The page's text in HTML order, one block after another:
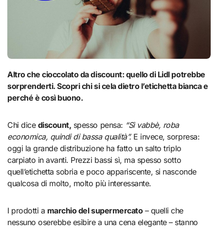
Altro che cioccolato da discount: quello di Lidl potrebbe
sorprenderti. Scopri chi si cela dietro l’etichetta bianca e
perché è così buono.
Chi dice discount, spesso pensa: “Sì vabbè, roba
economica, quindi di bassa qualità”. E invece, sorpresa:
oggi la grande distribuzione ha fatto un salto triplo
carpiato in avanti. Prezzi bassi sì, ma spesso sotto
quell’etichetta sobria e poco appariscente, si nasconde
qualcosa di molto, molto più interessante.
I prodotti a marchio del supermercato– quelli che
nessuno oserebbe esibire a una cena elegante – stanno